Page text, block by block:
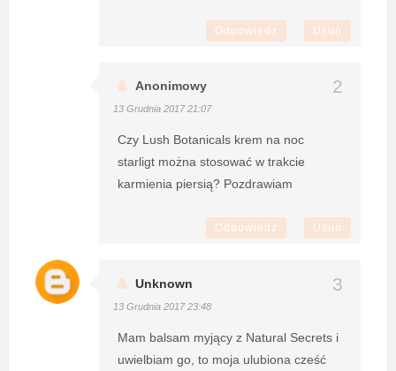
Odpowiedz Usuń
Anonimowy
13 Grudnia 2017 21:07
Czy Lush Botanicals krem na noc
starligt można stosować w trakcie
karmienia piersią? Pozdrawiam
Odpowiedz Usuń
Unknown
13 Grudnia 2017 23:48
Mam balsam myjący z Natural Secrets i
uwielbiam go, to moja ulubiona cześć